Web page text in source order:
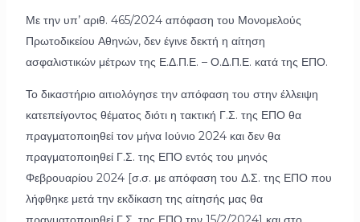
Με την υπ’ αριθ. 465/2024 απόφαση του Μονομελούς
Πρωτοδικείου Αθηνών, δεν έγινε δεκτή η αίτηση
ασφαλιστικών μέτρων της Ε.Δ.Π.Ε. – Ο.Δ.Π.Ε. κατά της ΕΠΟ.
Το δικαστήριο αιτιολόγησε την απόφαση του στην έλλειψη
κατεπείγοντος θέματος διότι η τακτική Γ.Σ. της ΕΠΟ θα
πραγματοποιηθεί τον μήνα Ιούνιο 2024 και δεν θα
πραγματοποιηθεί Γ.Σ. της ΕΠΟ εντός του μηνός
Φεβρουαρίου 2024 [σ.σ. με απόφαση του Δ.Σ. της ΕΠΟ που
λήφθηκε μετά την εκδίκαση της αίτησής μας θα